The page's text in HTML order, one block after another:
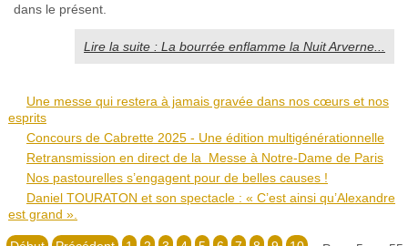
dans le présent.
Lire la suite : La bourrée enflamme la Nuit Arverne...
Une messe qui restera à jamais gravée dans nos cœurs et nos
esprits
Concours de Cabrette 2025 - Une édition multigénérationnelle
Retransmission en direct de la Messe à Notre-Dame de Paris
Nos pastourelles s’engagent pour de belles causes !
Daniel TOURATON et son spectacle : « C’est ainsi qu’Alexandre
est grand ».